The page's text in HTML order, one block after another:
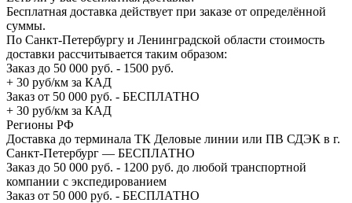
Бесплатная доставка действует при заказе от определённой
суммы.
По Санкт-Петербургу и Ленинградской области стоимость
доставки рассчитывается таким образом:
Заказ до 50 000 руб. - 1500 руб.
+ 30 руб/км за КАД
Заказ от 50 000 руб. - БЕСПЛАТНО
+ 30 руб/км за КАД
Регионы РФ
Доставка до терминала ТК Деловые линии или ПВ СДЭК в г.
Санкт-Петербург — БЕСПЛАТНО
Заказ до 50 000 руб. - 1200 руб. до любой транспортной
компании с экспедированием
Заказ от 50 000 руб. - БЕСПЛАТНО